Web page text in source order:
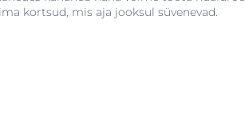
kortsud, mis aja jooksul süvenevad.